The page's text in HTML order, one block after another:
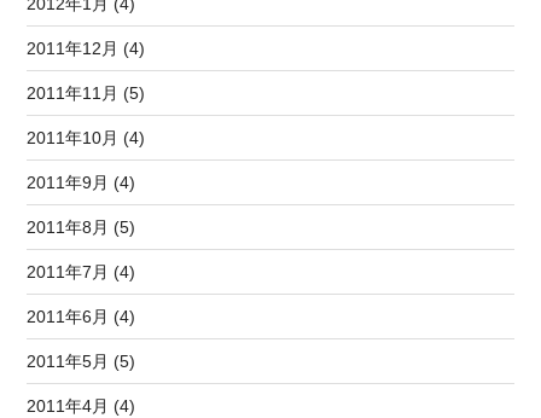
2012年1月 (4)
2011年12月 (4)
2011年11月 (5)
2011年10月 (4)
2011年9月 (4)
2011年8月 (5)
2011年7月 (4)
2011年6月 (4)
2011年5月 (5)
2011年4月 (4)